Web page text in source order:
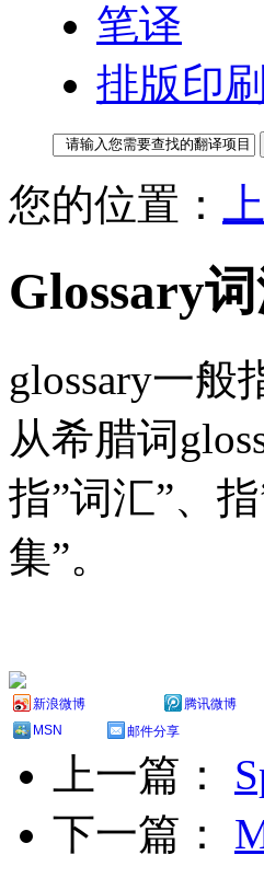
笔译
排版印刷
您的位置：
Glossary
glossary一
从希腊词
指”词汇”、
集”。
新浪微博 腾讯微博
MSN
邮件分享
上一篇：
下一篇：